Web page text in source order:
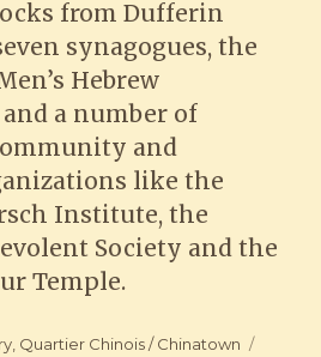
from Dufferin
synagogues, the
Hebrew
a number of
and
like the
Institute, the
Society and the
Temple.
Quartier Chinois / Chinatown